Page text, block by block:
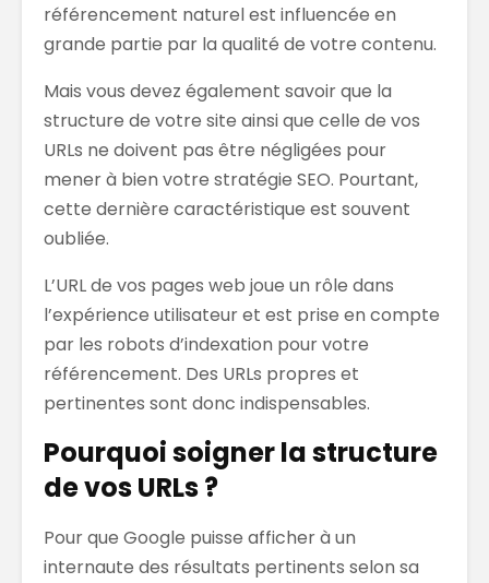
référencement naturel est influencée en
grande partie par la qualité de votre contenu.
Mais vous devez également savoir que la
structure de votre site ainsi que celle de vos
URLs ne doivent pas être négligées pour
mener à bien votre stratégie SEO. Pourtant,
cette dernière caractéristique est souvent
oubliée.
L’URL de vos pages web joue un rôle dans
l’expérience utilisateur et est prise en compte
par les robots d’indexation pour votre
référencement. Des URLs propres et
pertinentes sont donc indispensables.
Pourquoi soigner la structure
de vos URLs ?
Pour que Google puisse afficher à un
internaute des résultats pertinents selon sa